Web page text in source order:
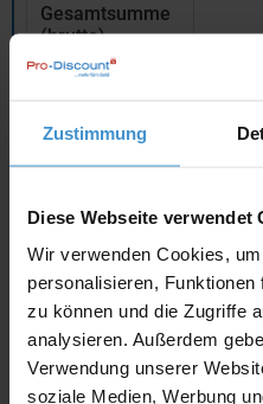
Zustimmung
Diese Webseite verwendet
Wir verwenden Cookies,
personalisieren,
zu können und die Zugriffe
analysieren. Außerdem
Verwendung unserer
soziale Medien, Werbung
Gesamtsumme
(brutto)
inklusive 19 % MwSt.
In den
Angebot
Individuelle
Lieferzeiten